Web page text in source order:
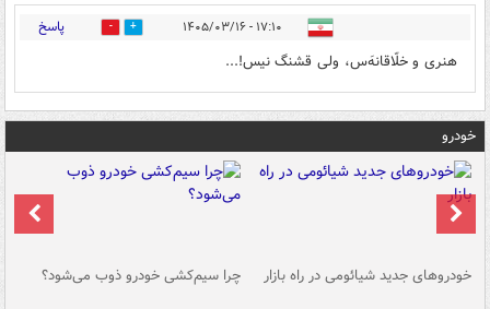
۱۷:۱۰ - ۱۴۰۵/۰۳/۱۶ 0 پاسخ
هنری و خلّاقانهَ‌س، ولی قشنگ نیس!...
خودرو
خودروهای جدید شیائومی در راه بازار چرا سیم‌کشی خودرو ذوب می‌شود؟